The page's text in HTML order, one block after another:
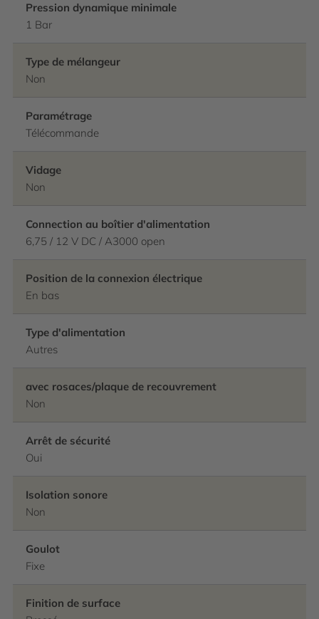
Pression dynamique minimale
1 Bar
Type de mélangeur
Non
Paramétrage
Télécommande
Vidage
Non
Connection au boîtier d'alimentation
6,75 / 12 V DC / A3000 open
Position de la connexion électrique
En bas
Type d'alimentation
Autres
avec rosaces/plaque de recouvrement
Non
Arrêt de sécurité
Oui
Isolation sonore
Non
Goulot
Fixe
Finition de surface